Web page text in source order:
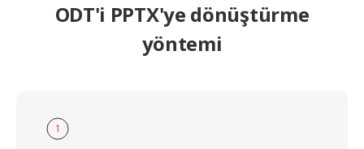
ODT'i PPTX'ye dönüştürme
yöntemi
1